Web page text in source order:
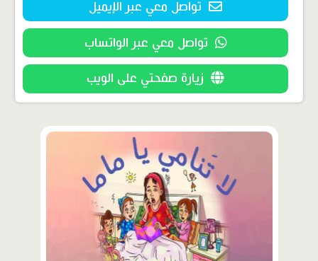
تواصل معي عبر الإيميل
تواصل معي عبر الواتساب
زيارة صفحتي على الويب
محتوى